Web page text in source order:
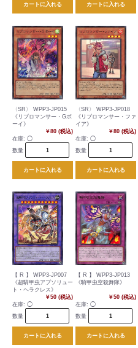
カートに入れる カートに入れる
〈SR〉 WPP3-JP015
《リブロマンサー・Gボ
ーイ》
￥80 (税込)
在庫: ◯
数量
カートに入れる
〈SR〉 WPP3-JP018
《リブロマンサー・ファ
イア》
￥80 (税込)
在庫: ◯
数量
カートに入れる
【 R 】 WPP3-JP007
《超騎甲虫アブソリュー
ト・ヘラクレス》
￥50 (税込)
在庫: ◯
数量
カートに入れる
【 R 】 WPP3-JP013
《騎甲虫空殺舞隊》
￥50 (税込)
在庫: ◯
数量
カートに入れる